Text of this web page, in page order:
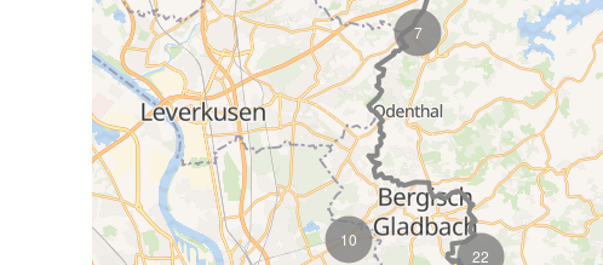
22
7
10